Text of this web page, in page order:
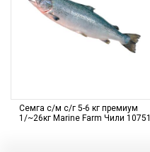
Семга с/м с/г 5-6 кг премиум
1/~26кг Marine Farm Чили 10751